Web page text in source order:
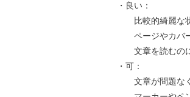
・良い：
比較的綺麗な状
ページやカバー
文章を読むのに
・可：
文章が問題なく